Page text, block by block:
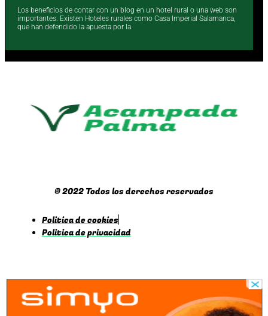
Los beneficios de contar con un blog en un hotel rural o una web son
importantes. Existen Hoteles rurales como Casa Imperial Salamanca,
que han defendido la apuesta por la
© 2022 Todos los derechos reservados
Politica de cookies
Politica de privacidad